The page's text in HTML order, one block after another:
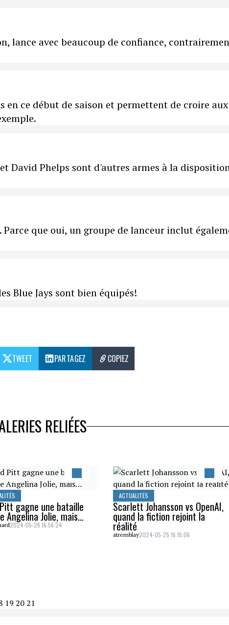
lance avec beaucoup de confiance,
en ce début de saison et permettent de croire aux
David Phelps sont d'autres armes à la
que oui, un groupe de lanceur inclut
Blue Jays sont bien équipés!
TWEET PARTAGEZ COPIEZ
RELIÉES
gagne une bataille
Angelina Jolie, mais…
2024-05-26 16:56:24
ACTUALITÉS
Scarlett Johansson vs OpenAI,
quand la fiction rejoint la
réalité
atremblay2024-05-25 16:15:06
19 20 21